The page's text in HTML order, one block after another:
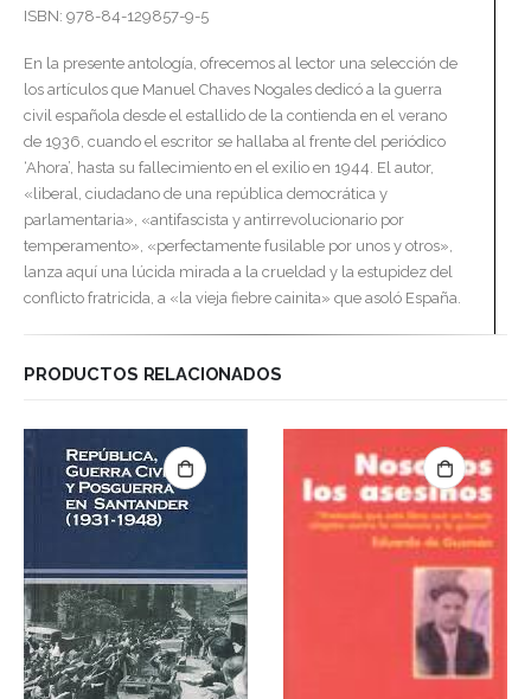
ISBN: 978-84-129857-9-5
En la presente antología, ofrecemos al lector una selección de
los artículos que Manuel Chaves Nogales dedicó a la guerra
civil española desde el estallido de la contienda en el verano
de 1936, cuando el escritor se hallaba al frente del periódico
‘Ahora’, hasta su fallecimiento en el exilio en 1944. El autor,
«liberal, ciudadano de una república democrática y
parlamentaria», «antifascista y antirrevolucionario por
temperamento», «perfectamente fusilable por unos y otros»,
lanza aquí una lúcida mirada a la crueldad y la estupidez del
conflicto fratricida, a «la vieja fiebre cainita» que asoló España.
PRODUCTOS RELACIONADOS